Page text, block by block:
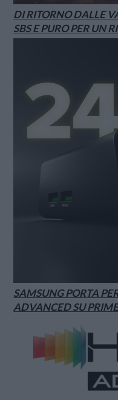
DI RITORNO DALLE
SBS E PURO PER UN
SAMSUNG PORTA
ADVANCED SU